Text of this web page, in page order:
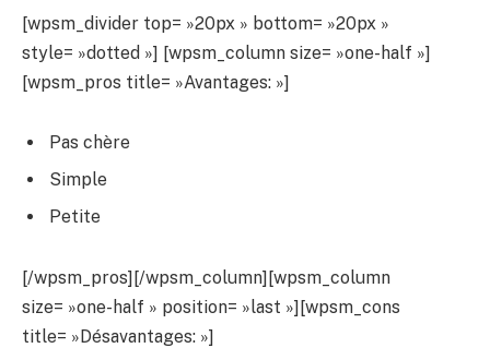
[wpsm_divider top= »20px » bottom= »20px »
style= »dotted »] [wpsm_column size= »one-half »]
[wpsm_pros title= »Avantages: »]
Pas chère
Simple
Petite
[/wpsm_pros][/wpsm_column][wpsm_column
size= »one-half » position= »last »][wpsm_cons
title= »Désavantages: »]